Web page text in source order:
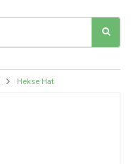
DAG TIL DAG LEVERING
Hekse Hat